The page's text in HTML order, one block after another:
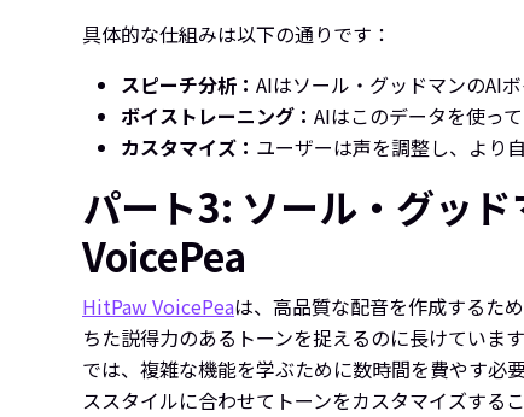
具体的な仕組みは以下の通りです：
スピーチ分析： AIはソール・グッドマンのAI
ボイストレーニング： AIはこのデータを使っ
カスタマイズ： ユーザーは声を調整し、より
パート3: ソール・グッ
VoicePea
HitPaw VoicePeaは、高品質な配音を作成するた
ちた説得力のあるトーンを捉えるのに長けていま
では、複雑な機能を学ぶために数時間を費やす必
ススタイルに合わせてトーンをカスタマイズするこ